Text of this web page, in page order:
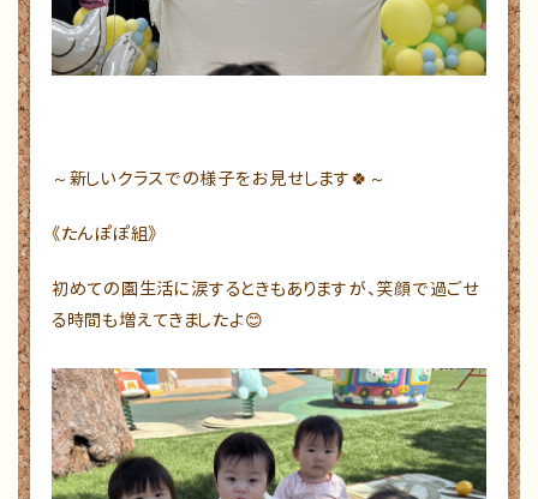
～新しいクラスでの様子をお見せします🍀～
《たんぽぽ組》
初めての園生活に涙するときもありますが、笑顔で過ごせ
る時間も増えてきましたよ😊